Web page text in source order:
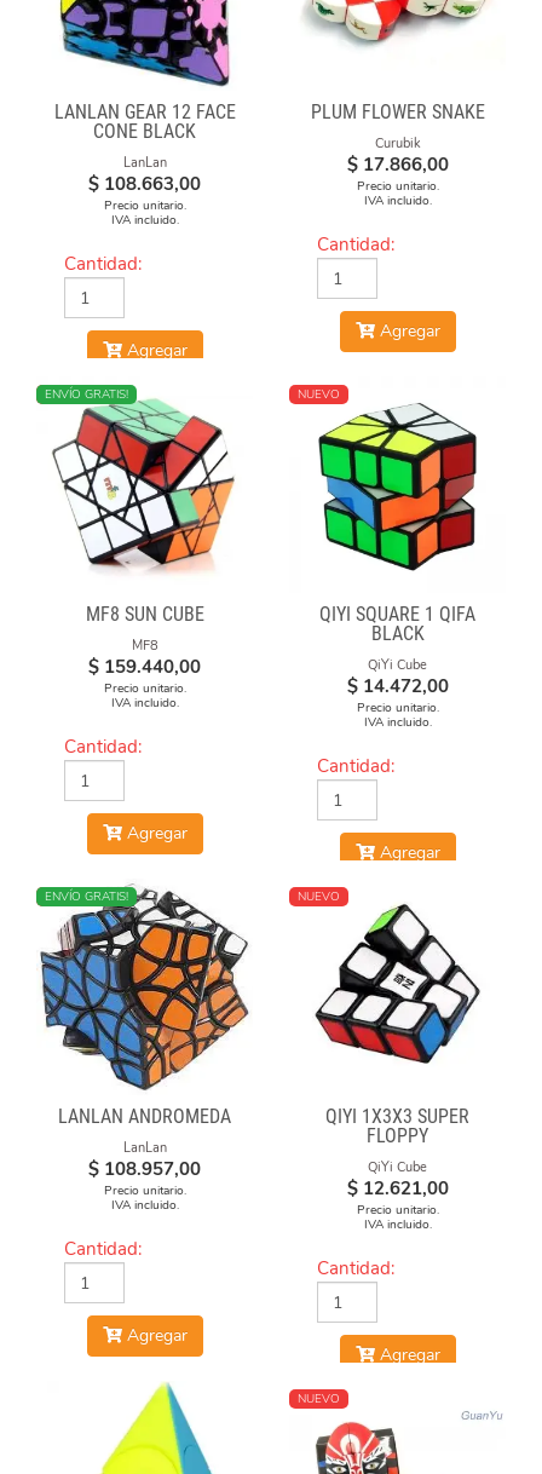
LANLAN GEAR 12 FACE
CONE BLACK
LanLan
$ 108.663,00
Precio unitario.
IVA incluido.
Cantidad:
Agregar
PLUM FLOWER SNAKE
Curubik
$ 17.866,00
Precio unitario.
IVA incluido.
Cantidad:
Agregar
NUEVO
ENVÍO GRATIS!
MF8 SUN CUBE
MF8
$ 159.440,00
Precio unitario.
IVA incluido.
Cantidad:
Agregar
NUEVO
QIYI SQUARE 1 QIFA
BLACK
QiYi Cube
$ 14.472,00
Precio unitario.
IVA incluido.
Cantidad:
Agregar
NUEVO
ENVÍO GRATIS!
LANLAN ANDROMEDA
LanLan
$ 108.957,00
Precio unitario.
IVA incluido.
Cantidad:
Agregar
NUEVO
QIYI 1X3X3 SUPER
FLOPPY
QiYi Cube
$ 12.621,00
Precio unitario.
IVA incluido.
Cantidad:
Agregar
NUEVO